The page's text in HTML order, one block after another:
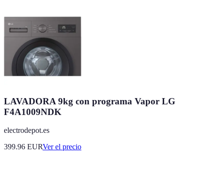
LAVADORA 9kg con programa Vapor LG
F4A1009NDK
electrodepot.es
399.96 EURVer el precio